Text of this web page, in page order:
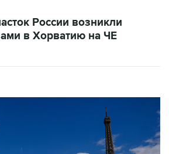
в Хорватию на ЧЕ